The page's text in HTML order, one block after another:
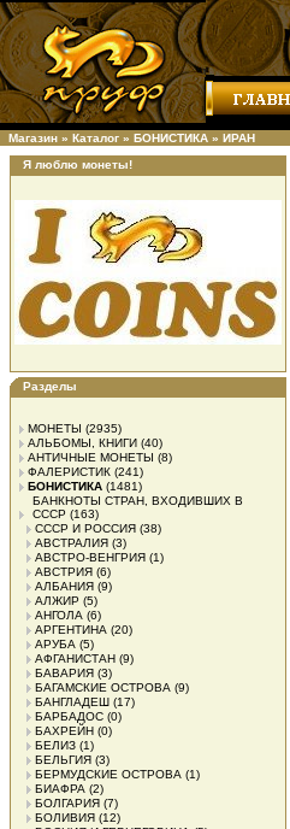
Магазин » Каталог » БОНИСТИКА » ИРАН
Я люблю монеты!
Разделы
МОНЕТЫ (2935)
АЛЬБОМЫ, КНИГИ (40)
АНТИЧНЫЕ МОНЕТЫ (8)
ФАЛЕРИСТИК (241)
БОНИСТИКА (1481)
БАНКНОТЫ СТРАН, ВХОДИВШИХ В
СССР (163)
СССР И РОССИЯ (38)
АВСТРАЛИЯ (3)
АВСТРО-ВЕНГРИЯ (1)
АВСТРИЯ (6)
АЛБАНИЯ (9)
АЛЖИР (5)
АНГОЛА (6)
АРГЕНТИНА (20)
АРУБА (5)
АФГАНИСТАН (9)
БАВАРИЯ (3)
БАГАМСКИЕ ОСТРОВА (9)
БАНГЛАДЕШ (17)
БАРБАДОС (0)
БАХРЕЙН (0)
БЕЛИЗ (1)
БЕЛЬГИЯ (3)
БЕРМУДСКИЕ ОСТРОВА (1)
БИАФРА (2)
БОЛГАРИЯ (7)
БОЛИВИЯ (12)